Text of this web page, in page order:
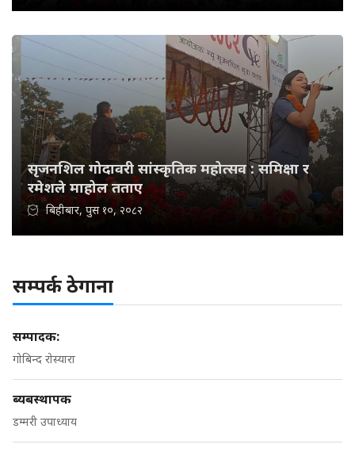
सृजनशिल गोदावरी सांस्कृतिक महोत्सव : समिक्षा र
रमेशले माहोल तताए
बिहीबार, पुस १०, २०८२
सम्पर्क ठेगाना
सम्पादक:
गोबिन्द रोस्यारा
ब्यबस्थापक
डम्मरी उपाध्याय